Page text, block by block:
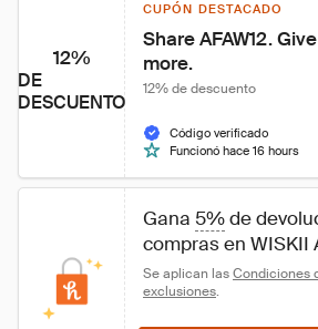
12%
DE
DESCUENTO
CUPÓN DESTACADO
Share AFAW12.
more.
12% de descuento
Código verificado
Funcionó hace 16 hours
Gana 5% de
compras en WISKII
Se aplican las Condiciones
exclusiones.